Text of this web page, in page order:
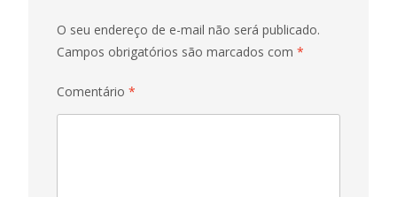
O seu endereço de e-mail não será publicado.
Campos obrigatórios são marcados com *
Comentário *